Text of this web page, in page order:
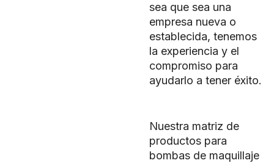
sea que sea una
empresa nueva o
establecida, tenemos
la experiencia y el
compromiso para
ayudarlo a tener éxito.
Nuestra matriz de
productos para
bombas de maquillaje